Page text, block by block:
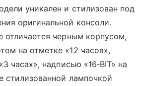
уникален и стилизован под
оригинальной консоли.
отличается черным корпусом,
на отметке «12 часов»,
часах», надписью «16‑BIT» на
стилизованной лампочкой